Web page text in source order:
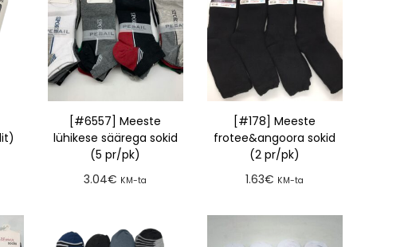
[#6557] Meeste
lühikese säärega sokid
(5 pr/pk)
3.04€ KM-ta
[#178] Meeste
frotee&angoora sokid
(2 pr/pk)
1.63€ KM-ta